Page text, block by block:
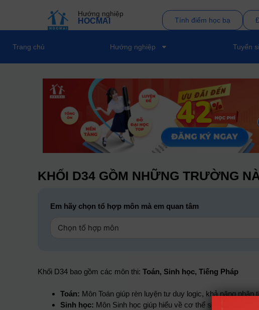
Hướng nghiệp
HOCMAI Tính điểm học bạ
Trang chủ Hướng nghiệp Tuyển
KHỐI D34 GỒM NHỮNG TRƯỜNG
Em hãy chọn tổ hợp môn mà em quan tâm
Khối D34 bao gồm các môn thi: Toán, Sinh học, Tiếng Pháp
Toán: Môn Toán giúp rèn luyện tư duy logic, khả năng phân
Sinh học: Môn Sinh học giúp hiểu về cơ thể sống và các